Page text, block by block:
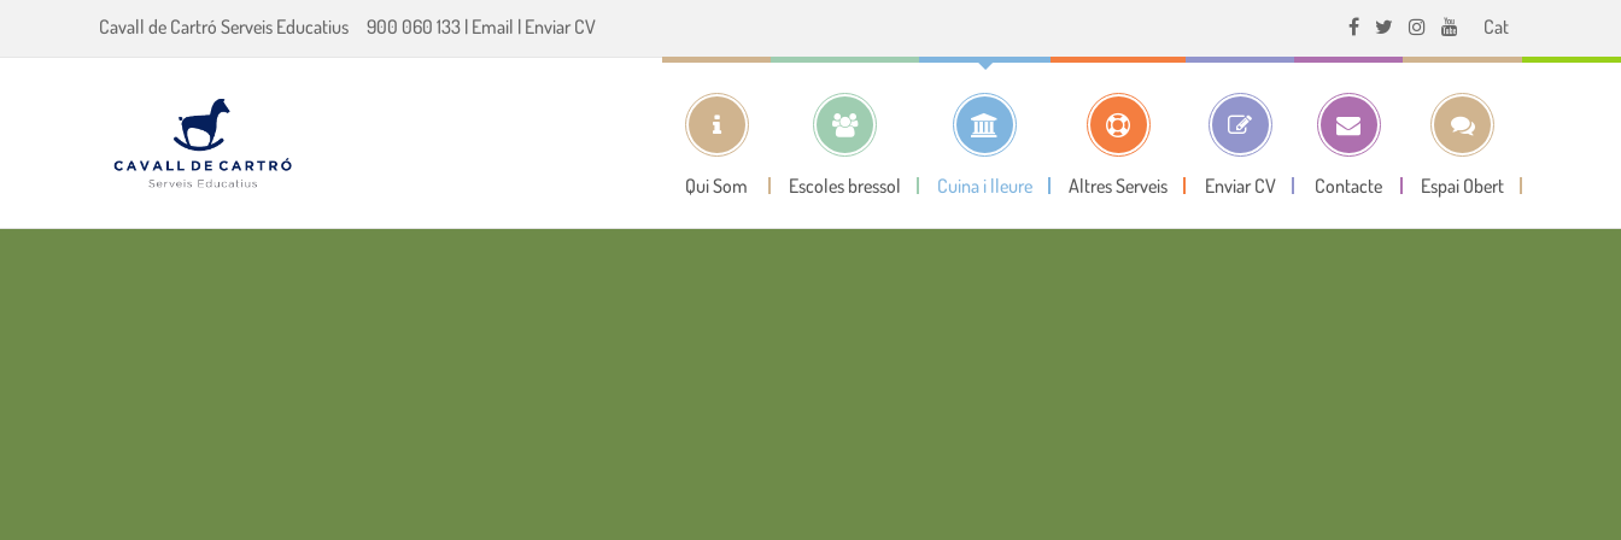
Cavall de Cartró Serveis Educatius 900 060 133 | Email | Enviar CV Cat
Qui Som Escoles bressol Cuina i lleure Altres Serveis Enviar CV Contacte Espai Obert